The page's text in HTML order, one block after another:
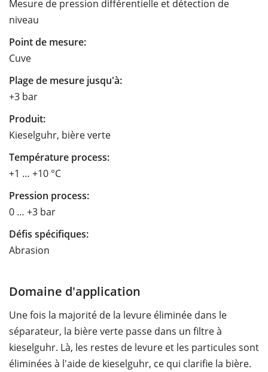
Mesure de pression différentielle et détection de
niveau
Point de mesure:
Cuve
Plage de mesure jusqu'à:
+3 bar
Produit:
Kieselguhr, bière verte
Température process:
+1 … +10 °C
Pression process:
0 … +3 bar
Défis spécifiques:
Abrasion
Domaine d'application
Une fois la majorité de la levure éliminée dans le
séparateur, la bière verte passe dans un filtre à
kieselguhr. Là, les restes de levure et les particules sont
éliminées à l'aide de kieselguhr, ce qui clarifie la bière.